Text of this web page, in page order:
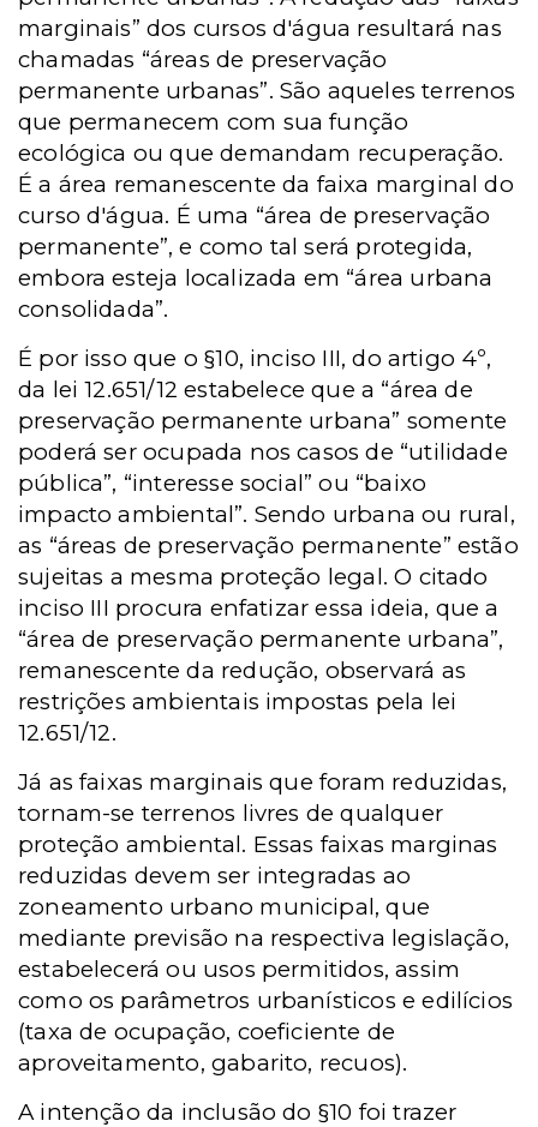
marginais” dos cursos d'água resultará nas
chamadas “áreas de preservação
permanente urbanas”. São aqueles terrenos
que permanecem com sua função
ecológica ou que demandam recuperação.
É a área remanescente da faixa marginal do
curso d'água. É uma “área de preservação
permanente”, e como tal será protegida,
embora esteja localizada em “área urbana
consolidada”.
É por isso que o §10, inciso III, do artigo 4º,
da lei 12.651/12 estabelece que a “área de
preservação permanente urbana” somente
poderá ser ocupada nos casos de “utilidade
pública”, “interesse social” ou “baixo
impacto ambiental”. Sendo urbana ou rural,
as “áreas de preservação permanente” estão
sujeitas a mesma proteção legal. O citado
inciso III procura enfatizar essa ideia, que a
“área de preservação permanente urbana”,
remanescente da redução, observará as
restrições ambientais impostas pela lei
12.651/12.
Já as faixas marginais que foram reduzidas,
tornam-se terrenos livres de qualquer
proteção ambiental. Essas faixas marginas
reduzidas devem ser integradas ao
zoneamento urbano municipal, que
mediante previsão na respectiva legislação,
estabelecerá ou usos permitidos, assim
como os parâmetros urbanísticos e edilícios
(taxa de ocupação, coeficiente de
aproveitamento, gabarito, recuos).
A intenção da inclusão do §10 foi trazer